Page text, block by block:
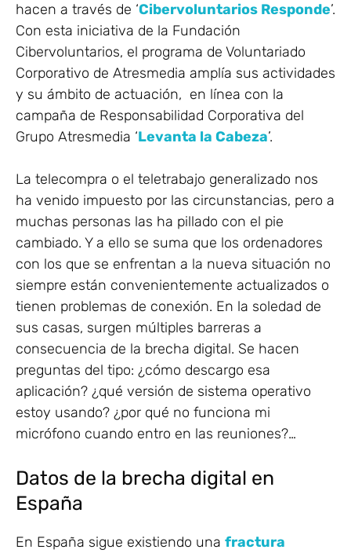
hacen a través de ‘Cibervoluntarios Responde’.
Con esta iniciativa de la Fundación
Cibervoluntarios, el programa de Voluntariado
Corporativo de Atresmedia amplía sus actividades
y su ámbito de actuación, en línea con la
campaña de Responsabilidad Corporativa del
Grupo Atresmedia ‘Levanta la Cabeza’.
La telecompra o el teletrabajo generalizado nos
ha venido impuesto por las circunstancias, pero a
muchas personas las ha pillado con el pie
cambiado. Y a ello se suma que los ordenadores
con los que se enfrentan a la nueva situación no
siempre están convenientemente actualizados o
tienen problemas de conexión. En la soledad de
sus casas, surgen múltiples barreras a
consecuencia de la brecha digital. Se hacen
preguntas del tipo: ¿cómo descargo esa
aplicación? ¿qué versión de sistema operativo
estoy usando? ¿por qué no funciona mi
micrófono cuando entro en las reuniones?…
Datos de la brecha digital en
España
En España sigue existiendo una fractura